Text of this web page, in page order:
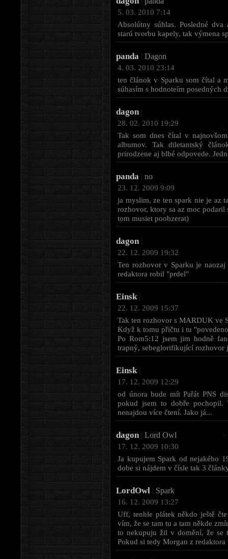
5. 03. 2010 7:14
Absolútny súhlas. Posledné
starú tvorbu kapely, tak výmena
panda | Dagon
4. 03. 2010 23:14
ten článok v Sparku som čítal a
súhasím s hodnoteím posedných
dagon |
28. 02. 2010 19:29
Tak som dnes čítal v
albumov. Tak diletantský
prirodzene aj blbé odpovede.
panda | no
23. 12. 2009 9:09
ja myslim, ze ten spark nie je az
rozhovor, ktory sa az moc podaril
tom musiet poobzerat)
dagon |
22. 12. 2009 19:32
Ten rozhovor v Sparku je
redaktora robil "prdel"
Einsk |
22. 12. 2009 15:37
Tak ten rozhovor s MARDUK ve
Když k tomu přičtu i tu
Po Rom5:12 jsem jim hodně
trapný, sebeglorifikující rozhovor
Einsk |
17. 12. 2009 12:29
od února bude mít Pařát PNS
pokud jsem to dobře
nenajdou více čtení. Jako já...
dagon | Lord Owl
17. 12. 2009 10:30
Ja kupujem Spark od nejakého
dobe si nájdem v čísle tak 3
LordOwl | Spark
16. 12. 2009 13:27
Uff, tenhle plátek někdo ještě
vím, že se tam tu a tam někde
to nekupuju žil v domění, že se
Pokud si tedy Morgan z